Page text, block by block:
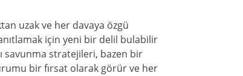
uzak ve her davaya özgü
için yeni bir delil bulabilir
savunma stratejileri, bazen bir
bir fırsat olarak görür ve her